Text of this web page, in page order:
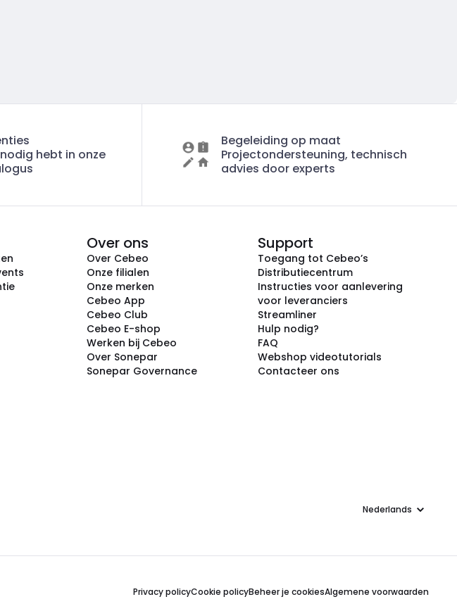
hebt in onze
Begeleiding op maat
Projectondersteuning, technisch
advies door experts
Over ons
Over Cebeo
Onze filialen
Onze merken
Cebeo App
Cebeo Club
Cebeo E-shop
Werken bij Cebeo
Over Sonepar
Sonepar Governance
Support
Toegang tot Cebeo’s
Distributiecentrum
Instructies voor aanlevering
voor leveranciers
Streamliner
Hulp nodig?
FAQ
Webshop videotutorials
Contacteer ons
Taal
Privacy policyCookie policyBeheer je cookiesAlgemene voorwaarden